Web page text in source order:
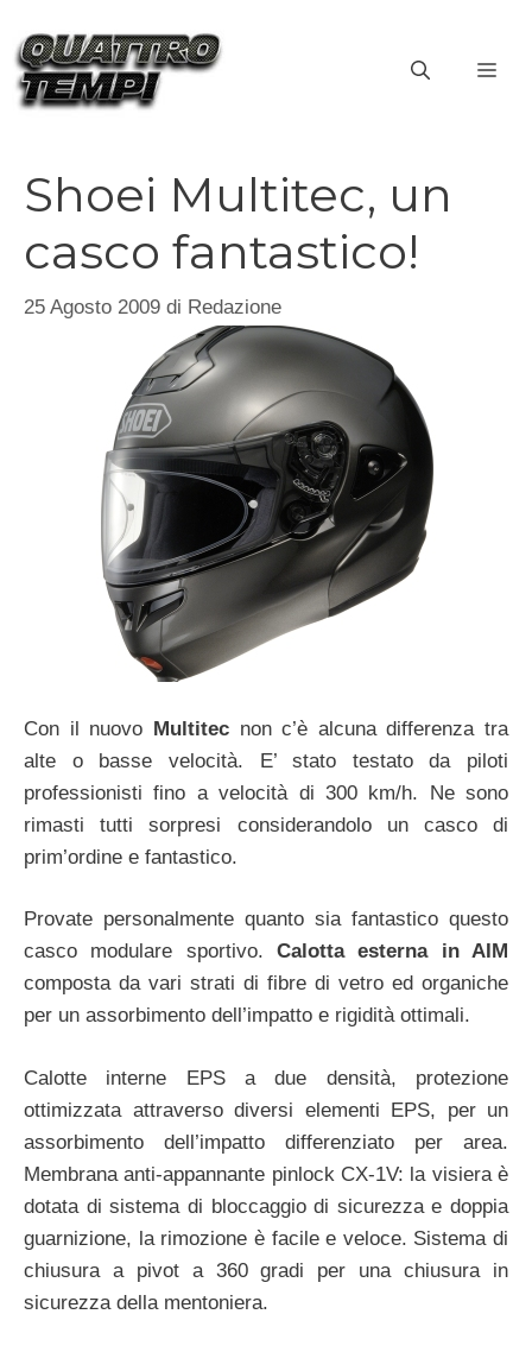
contenuto
Shoei Multitec, un
casco fantastico!
25 Agosto 2009 di Redazione
Con il nuovo Multitecnon c’è alcuna differenza tra
alte o basse velocità. E’ stato testato da piloti
professionisti fino a velocità di 300 km/h. Ne sono
rimasti tutti sorpresi considerandolo un casco di
prim’ordine e fantastico.
Provate personalmente quanto sia fantastico questo
casco modulare sportivo. Calotta esterna in AIM
composta da vari strati di fibre di vetro ed organiche
per un assorbimento dell’impatto e rigidità ottimali.
Calotte interne EPS a due densità, protezione
ottimizzata attraverso diversi elementi EPS, per un
assorbimento dell’impatto differenziato per area.
Membrana anti-appannante pinlock CX-1V: la visiera è
dotata di sistema di bloccaggio di sicurezza e doppia
guarnizione, la rimozione è facile e veloce. Sistema di
chiusura a pivot a 360 gradi per una chiusura in
sicurezza della mentoniera.